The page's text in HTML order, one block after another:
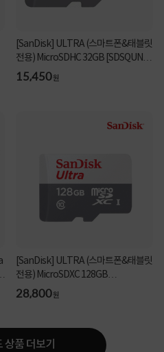
[SanDisk] ULTRA (스마트폰&태블릿
전용) MicroSDHC 32GB [SDSQUNR-
032G-GN3MN]
15,450원
[SanDisk] ULTRA (스마트폰&태블릿
전용) MicroSDXC 128GB
[SDSQUNR-128G-GN3MN]
28,800원
상품 더보기